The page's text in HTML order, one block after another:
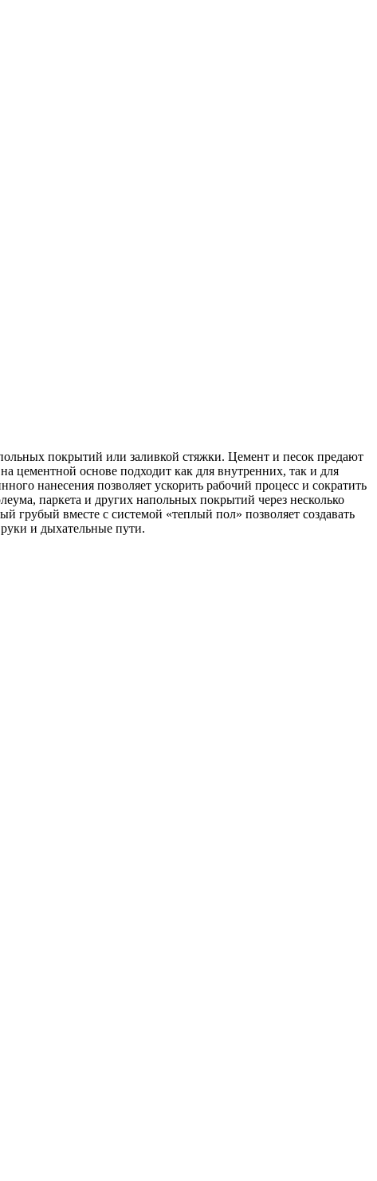
покрытий или заливкой стяжки. Цемент и песок предают
цементной основе подходит как для внутренних, так и для
нанесения позволяет ускорить рабочий процесс и сократить
паркета и других напольных покрытий через несколько
грубый вместе с системой «теплый пол» позволяет создавать
и дыхательные пути.